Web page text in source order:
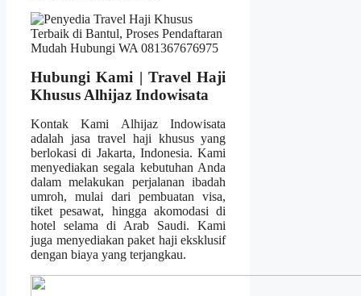
Hubungi Kami | Travel Haji
Khusus Alhijaz Indowisata
Kontak Kami Alhijaz Indowisata
adalah jasa travel haji khusus yang
berlokasi di Jakarta, Indonesia. Kami
menyediakan segala kebutuhan Anda
dalam melakukan perjalanan ibadah
umroh, mulai dari pembuatan visa,
tiket pesawat, hingga akomodasi di
hotel selama di Arab Saudi. Kami
juga menyediakan paket haji eksklusif
dengan biaya yang terjangkau.